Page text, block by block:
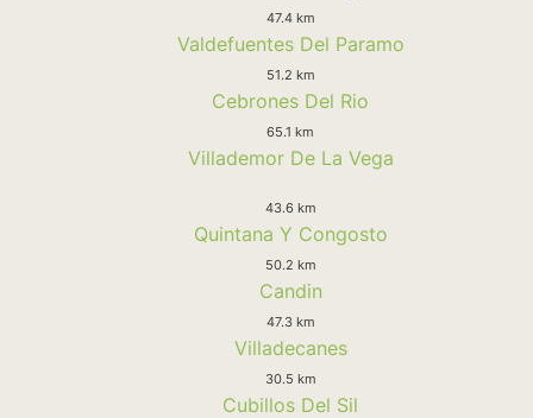
47.4 km
Valdefuentes Del Paramo
51.2 km
Cebrones Del Rio
65.1 km
Villademor De La Vega
43.6 km
Quintana Y Congosto
50.2 km
Candin
47.3 km
Villadecanes
30.5 km
Cubillos Del Sil